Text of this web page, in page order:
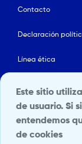
Contacto
Declaración
Línea ética
Política de
Portal Terceros
Este sitio
de usuario. Si
entendemos
de cookies